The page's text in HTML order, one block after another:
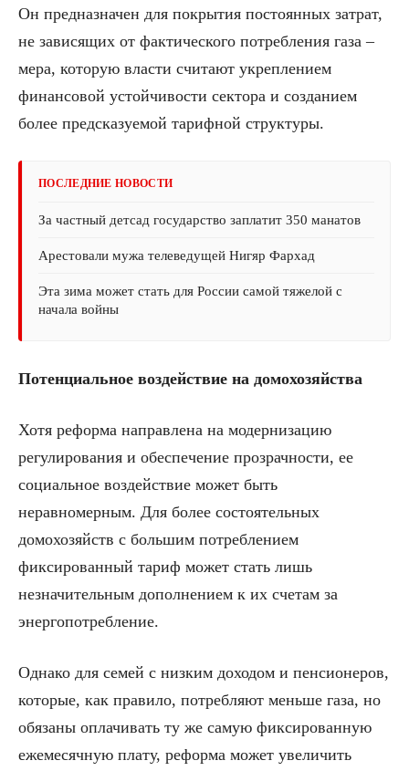
Он предназначен для покрытия постоянных затрат,
не зависящих от фактического потребления газа –
мера, которую власти считают укреплением
финансовой устойчивости сектора и созданием
более предсказуемой тарифной структуры.
ПОСЛЕДНИЕ НОВОСТИ
За частный детсад государство заплатит 350 манатов
Арестовали мужа телеведущей Нигяр Фархад
Эта зима может стать для России самой тяжелой с
начала войны
Потенциальное воздействие на домохозяйства
Хотя реформа направлена на модернизацию
регулирования и обеспечение прозрачности, ее
социальное воздействие может быть
неравномерным. Для более состоятельных
домохозяйств с большим потреблением
фиксированный тариф может стать лишь
незначительным дополнением к их счетам за
энергопотребление.
Однако для семей с низким доходом и пенсионеров,
которые, как правило, потребляют меньше газа, но
обязаны оплачивать ту же самую фиксированную
ежемесячную плату, реформа может увеличить